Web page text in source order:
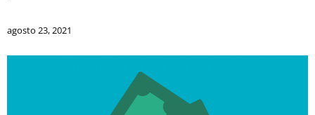
agosto 23, 2021